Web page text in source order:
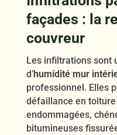
façades : la
couvreur
Les infiltrations sont
d’humidité mur
professionnel. Elles
défaillance en
endommagées,
bitumineuses